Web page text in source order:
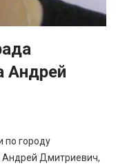
Андрей
городу
Андрей Дмитриевич,